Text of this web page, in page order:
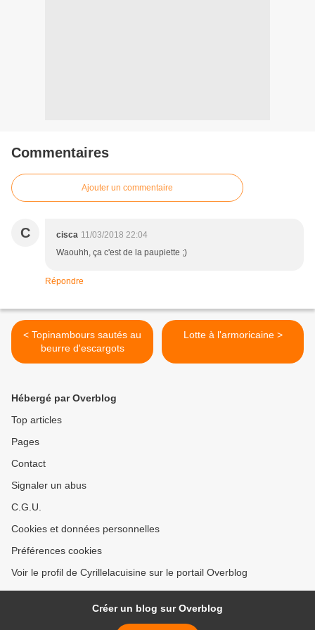
Commentaires
Ajouter un commentaire
C cisca 11/03/2018 22:04
Waouhh, ça c'est de la paupiette ;)
Répondre
< Topinambours sautés au
beurre d'escargots
Lotte à l'armoricaine >
Hébergé par Overblog
Top articles
Pages
Contact
Signaler un abus
C.G.U.
Cookies et données personnelles
Préférences cookies
Voir le profil de Cyrillelacuisine sur le portail Overblog
Créer un blog sur Overblog